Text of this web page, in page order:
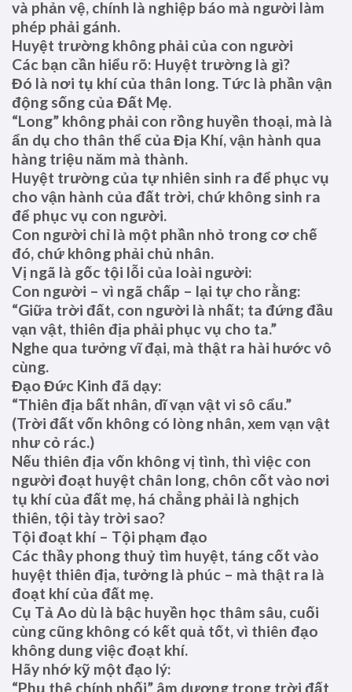
và phản vệ, chính là nghiệp báo mà người làm
phép phải gánh.
Huyệt trường không phải của con người
Các bạn cần hiểu rõ: Huyệt trường là gì?
Đó là nơi tụ khí của thân long. Tức là phần vận
động sống của Đất Mẹ.
“Long” không phải con rồng huyền thoại, mà là
ẩn dụ cho thân thể của Địa Khí, vận hành qua
hàng triệu năm mà thành.
Huyệt trường của tự nhiên sinh ra để phục vụ
cho vận hành của đất trời, chứ không sinh ra
để phục vụ con người.
Con người chỉ là một phần nhỏ trong cơ chế
đó, chứ không phải chủ nhân.
Vị ngã là gốc tội lỗi của loài người:
Con người – vì ngã chấp – lại tự cho rằng:
“Giữa trời đất, con người là nhất; ta đứng đầu
vạn vật, thiên địa phải phục vụ cho ta.”
Nghe qua tưởng vĩ đại, mà thật ra hài hước vô
cùng.
Đạo Đức Kinh đã dạy:
“Thiên địa bất nhân, dĩ vạn vật vi sô cẩu.”
(Trời đất vốn không có lòng nhân, xem vạn vật
như cỏ rác.)
Nếu thiên địa vốn không vị tình, thì việc con
người đoạt huyệt chân long, chôn cốt vào nơi
tụ khí của đất mẹ, há chẳng phải là nghịch
thiên, tội tày trời sao?
Tội đoạt khí – Tội phạm đạo
Các thầy phong thuỷ tìm huyệt, táng cốt vào
huyệt thiên địa, tưởng là phúc – mà thật ra là
đoạt khí của đất mẹ.
Cụ Tả Ao dù là bậc huyền học thâm sâu, cuối
cùng cũng không có kết quả tốt, vì thiên đạo
không dung việc đoạt khí.
Hãy nhớ kỹ một đạo lý:
“Phụ thê chính phối” âm dương trong trời đất